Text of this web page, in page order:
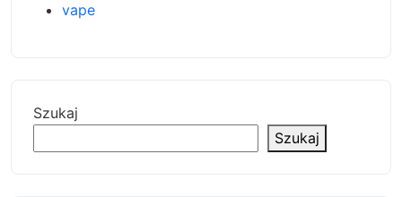
vape
Szukaj
Szukaj